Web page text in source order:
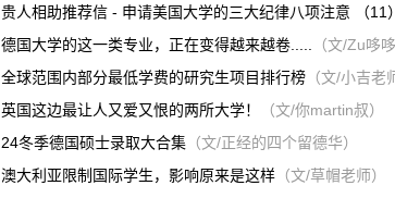
贵人相助推荐信 - 申请美国大学的三大纪律八项注意 （11）
德国大学的这一类专业，正在变得越来越卷..... （文/Zu哆哆
全球范围内部分最低学费的研究生项目排行榜 （文/小吉老
英国这边最让人又爱又恨的两所大学！ （文/你martin叔）
24冬季德国硕士录取大合集 （文/正经的四个留德华）
澳大利亚限制国际学生，影响原来是这样 （文/草帽老师）